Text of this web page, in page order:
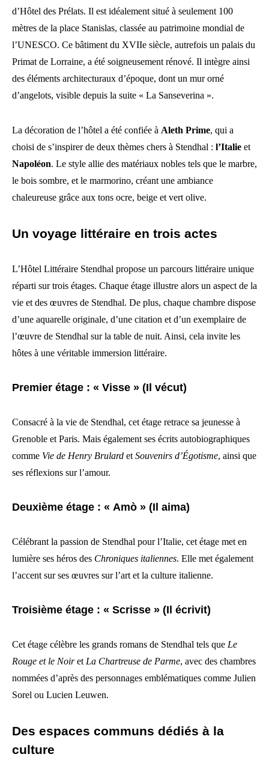
d’Hôtel des Prélats. Il est idéalement situé à seulement 100
mètres de la place Stanislas, classée au patrimoine mondial de
l’UNESCO. Ce bâtiment du XVIIe siècle, autrefois un palais du
Primat de Lorraine, a été soigneusement rénové. Il intègre ainsi
des éléments architecturaux d’époque, dont un mur orné
d’angelots, visible depuis la suite « La Sanseverina ».
La décoration de l’hôtel a été confiée à Aleth Prime, qui a
choisi de s’inspirer de deux thèmes chers à Stendhal : l’Italie et
Napoléon. Le style allie des matériaux nobles tels que le marbre,
le bois sombre, et le marmorino, créant une ambiance
chaleureuse grâce aux tons ocre, beige et vert olive.
Un voyage littéraire en trois actes
L’Hôtel Littéraire Stendhal propose un parcours littéraire unique
réparti sur trois étages. Chaque étage illustre alors un aspect de la
vie et des œuvres de Stendhal. De plus, chaque chambre dispose
d’une aquarelle originale, d’une citation et d’un exemplaire de
l’œuvre de Stendhal sur la table de nuit. Ainsi, cela invite les
hôtes à une véritable immersion littéraire.
Premier étage : « Visse » (Il vécut)
Consacré à la vie de Stendhal, cet étage retrace sa jeunesse à
Grenoble et Paris. Mais également ses écrits autobiographiques
comme Vie de Henry Brulard et Souvenirs d’Égotisme, ainsi que
ses réflexions sur l’amour.
Deuxième étage : « Amò » (Il aima)
Célébrant la passion de Stendhal pour l’Italie, cet étage met en
lumière ses héros des Chroniques italiennes. Elle met également
l’accent sur ses œuvres sur l’art et la culture italienne.
Troisième étage : « Scrisse » (Il écrivit)
Cet étage célèbre les grands romans de Stendhal tels que Le
Rouge et le Noiret La Chartreuse de Parme, avec des chambres
nommées d’après des personnages emblématiques comme Julien
Sorel ou Lucien Leuwen.
Des espaces communs dédiés à la
culture